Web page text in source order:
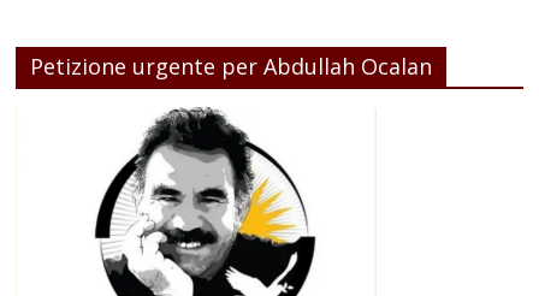
Petizione urgente per Abdullah Ocalan